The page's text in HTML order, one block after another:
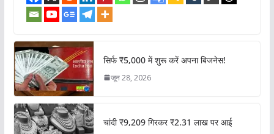
सिर्फ ₹5,000 में शुरू करें अपना बिजनेस!
जून 28, 2026
चांदी ₹9,209 गिरकर ₹2.31 लाख पर आई